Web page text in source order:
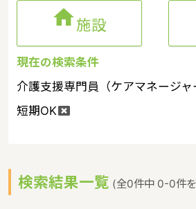
施設
現在の検索条件
介護支援専門員（ケアマネージャ
短期OK
検索結果一覧 (全0件中 0-0件